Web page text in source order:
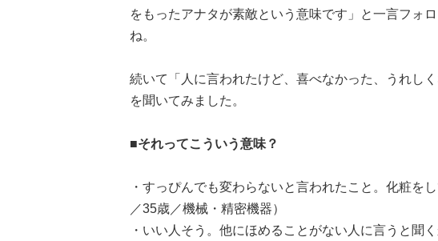
をもったアナタが素敵という意味です」と一言フォ
ね。
続いて「人に言われたけど、喜べなかった、うれし
を聞いてみました。
■それってこういう意味？
・すっぴんでも変わらないと言われたこと。化粧を
／35歳／機械・精密機器）
・いい人そう。他にほめることがない人に言うと聞